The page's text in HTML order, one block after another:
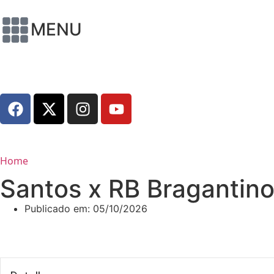
MENU
Home
Santos x RB Bragantino
Publicado em: 05/10/2026